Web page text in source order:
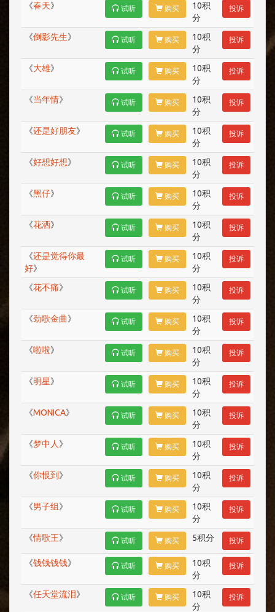
《春天》 试听 购买
10积
分
投诉
《倒影先生》 试听 购买
10积
分
投诉
《大雄》 试听 购买
10积
分
投诉
《当年情》 试听 购买
10积
分
投诉
《还是好朋友》 试听 购买
10积
分
投诉
《好想好想》 试听 购买
10积
分
投诉
《黑仔》 试听 购买
10积
分
投诉
《花洒》 试听 购买
10积
分
投诉
《还是觉得你最
好》
试听 购买
10积
分
投诉
《花不痛》 试听 购买
10积
分
投诉
《劲歌金曲》 试听 购买
10积
分
投诉
《啦啦》 试听 购买
10积
分
投诉
《明星》 试听 购买
10积
分
投诉
《MONICA》 试听 购买
10积
分
投诉
《梦中人 》 试听 购买
10积
分
投诉
《你恨到 》 试听 购买
10积
分
投诉
《男子组》 试听 购买
10积
分
投诉
《情歌王》 试听 购买 5积分 投诉
《钱钱钱钱》 试听 购买
10积
分
投诉
《任天堂流泪》 试听 购买
10积
分
投诉